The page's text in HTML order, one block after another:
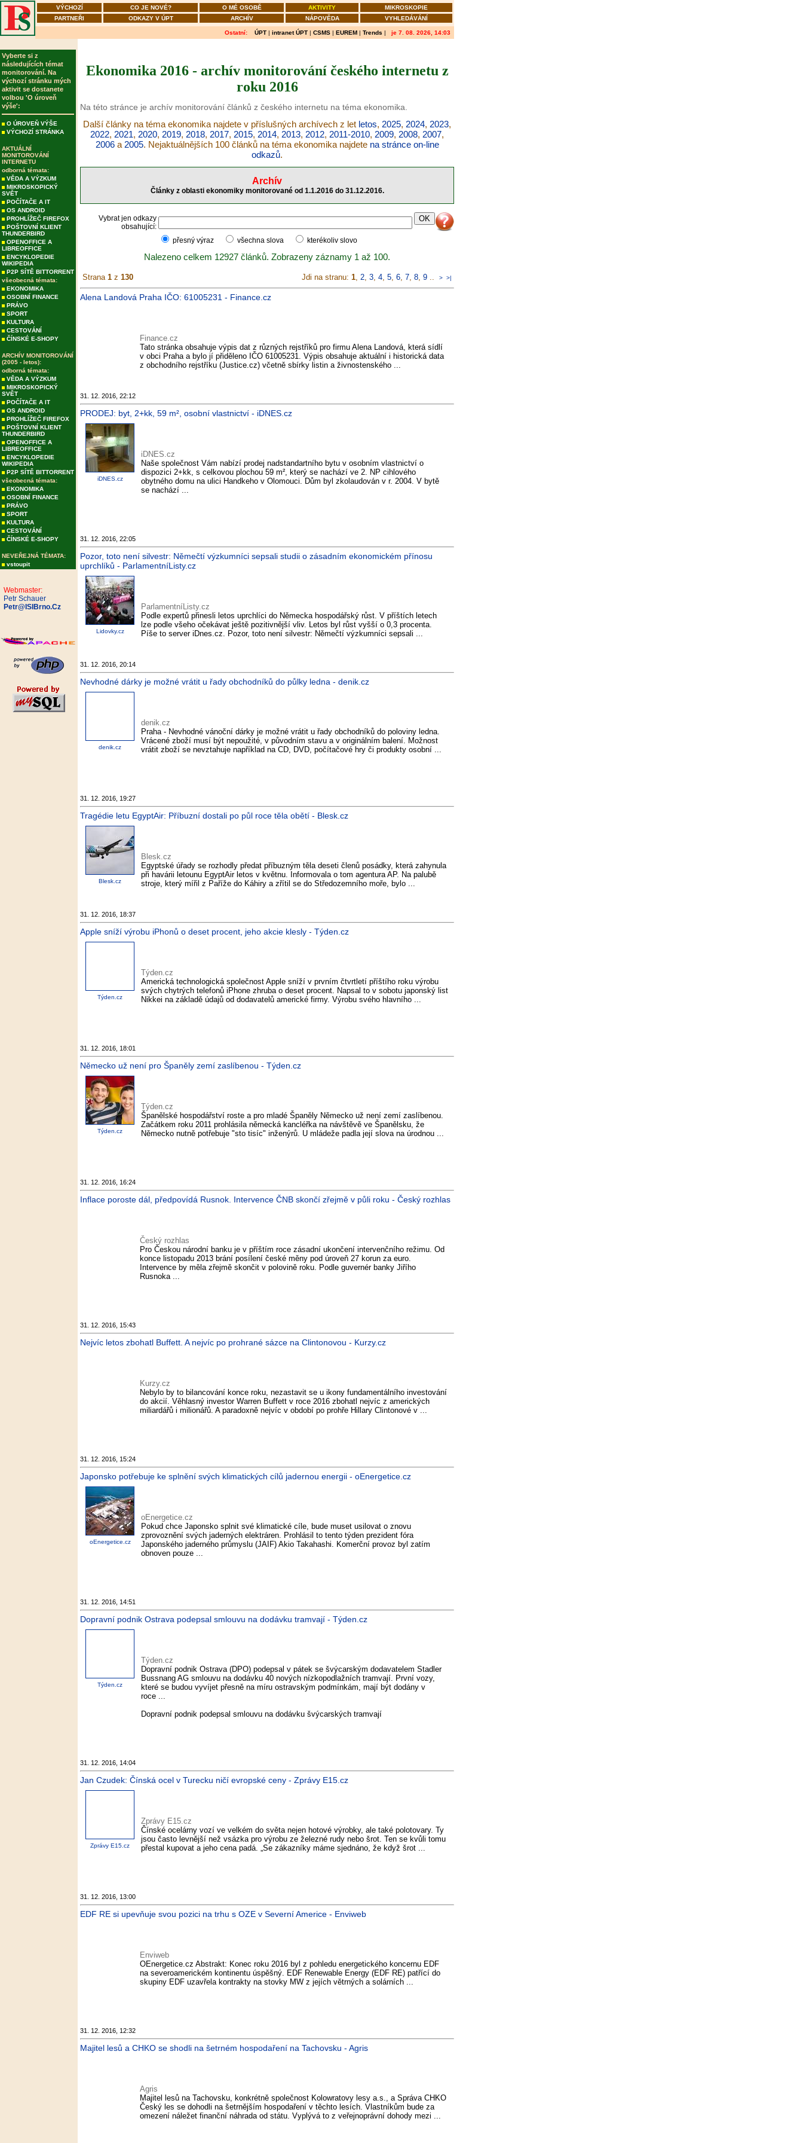
VÝCHOZÍ CO JE NOVÉ? O MÉ OSOBĚ AKTIVITY
MIKROSKOPIE
PARTNEŘI
ODKAZY V ÚPT ARCHÍV NÁPOVĚDA VYHLEDÁVÁNÍ
Ostatní: ÚPT | intranet ÚPT | CSMS | EUREM | Trends | je 7. 08. 2026, 14:03
Vyberte si z
následujících témat
monitorování. Na
výchozí stránku mých
aktivit se dostanete
volbou 'O úroveň
výše':
O ÚROVEŇ VÝŠE
VÝCHOZÍ STRÁNKA
AKTUÁLNÍ
MONITOROVÁNÍ
INTERNETU
odborná témata:
VĚDA A VÝZKUM
MIKROSKOPICKÝ
SVĚT
POČÍTAČE A IT
OS ANDROID
PROHLÍŽEČ FIREFOX
POŠTOVNÍ KLIENT
THUNDERBIRD
OPENOFFICE A
LIBREOFFICE
ENCYKLOPEDIE
WIKIPEDIA
P2P SÍTĚ BITTORRENT
všeobecná témata:
EKONOMIKA
OSOBNÍ FINANCE
PRÁVO
SPORT
KULTURA
CESTOVÁNÍ
ČÍNSKÉ E-SHOPY
ARCHÍV MONITOROVÁNÍ
(2005 - letos):
odborná témata:
VĚDA A VÝZKUM
MIKROSKOPICKÝ
SVĚT
POČÍTAČE A IT
OS ANDROID
PROHLÍŽEČ FIREFOX
POŠTOVNÍ KLIENT
THUNDERBIRD
OPENOFFICE A
LIBREOFFICE
ENCYKLOPEDIE
WIKIPEDIA
P2P SÍTĚ BITTORRENT
všeobecná témata:
EKONOMIKA
OSOBNÍ FINANCE
PRÁVO
SPORT
KULTURA
CESTOVÁNÍ
ČÍNSKÉ E-SHOPY
NEVEŘEJNÁ TÉMATA:
vstoupit
Webmaster:
Petr Schauer
Petr@ISIBrno.Cz
Ekonomika 2016 - archív monitorování českého internetu z
roku 2016
Na této stránce je archív monitorování článků z českého internetu na téma ekonomika.
Další články na téma ekonomika najdete v příslušných archívech z let letos, 2025, 2024, 2023,
2022, 2021, 2020, 2019, 2018, 2017, 2015, 2014, 2013, 2012, 2011-2010, 2009, 2008, 2007,
2006a 2005. Nejaktuálnějších 100 článků na téma ekonomika najdete na stránce on-line
odkazů.
Archív
Články z oblasti ekonomiky monitorované od 1.1.2016 do 31.12.2016.
Vybrat jen odkazy
obsahující:
přesný výraz
všechna slova kterékoliv slovo
Nalezeno celkem 12927 článků. Zobrazeny záznamy 1 až 100.
Strana 1 z 130 Jdi na stranu: 1, 2, 3, 4, 5, 6, 7, 8, 9 .. > >|
Alena Landová Praha IČO: 61005231 - Finance.cz
Finance.cz
Tato stránka obsahuje výpis dat z různých rejstříků pro firmu Alena Landová, která sídlí
v obci Praha a bylo jí přiděleno IČO 61005231. Výpis obsahuje aktuální i historická data
z obchodního rejstříku (Justice.cz) včetně sbírky listin a živnostenského ...
31. 12. 2016, 22:12
PRODEJ: byt, 2+kk, 59 m², osobní vlastnictví - iDNES.cz
iDNES.cz
iDNES.cz
Naše společnost Vám nabízí prodej nadstandartního bytu v osobním vlastnictví o
dispozici 2+kk, s celkovou plochou 59 m², který se nachází ve 2. NP cihlového
obytného domu na ulici Handkeho v Olomouci. Dům byl zkolaudován v r. 2004. V bytě
se nachází ...
31. 12. 2016, 22:05
Pozor, toto není silvestr: Němečtí výzkumníci sepsali studii o zásadním ekonomickém přínosu
uprchlíků - ParlamentníListy.cz
Lidovky.cz
ParlamentníListy.cz
Podle expertů přinesli letos uprchlíci do Německa hospodářský růst. V příštích letech
lze podle všeho očekávat ještě pozitivnější vliv. Letos byl růst vyšší o 0,3 procenta.
Píše to server iDnes.cz. Pozor, toto není silvestr: Němečtí výzkumníci sepsali ...
31. 12. 2016, 20:14
Nevhodné dárky je možné vrátit u řady obchodníků do půlky ledna - denik.cz
denik.cz
denik.cz
Praha - Nevhodné vánoční dárky je možné vrátit u řady obchodníků do poloviny ledna.
Vrácené zboží musí být nepoužité, v původním stavu a v originálním balení. Možnost
vrátit zboží se nevztahuje například na CD, DVD, počítačové hry či produkty osobní ...
31. 12. 2016, 19:27
Tragédie letu EgyptAir: Příbuzní dostali po půl roce těla obětí - Blesk.cz
Blesk.cz
Blesk.cz
Egyptské úřady se rozhodly předat příbuzným těla deseti členů posádky, která zahynula
při havárii letounu EgyptAir letos v květnu. Informovala o tom agentura AP. Na palubě
stroje, který mířil z Paříže do Káhiry a zřítil se do Středozemního moře, bylo ...
31. 12. 2016, 18:37
Apple sníží výrobu iPhonů o deset procent, jeho akcie klesly - Týden.cz
Týden.cz
Týden.cz
Americká technologická společnost Apple sníží v prvním čtvrtletí příštího roku výrobu
svých chytrých telefonů iPhone zhruba o deset procent. Napsal to v sobotu japonský list
Nikkei na základě údajů od dodavatelů americké firmy. Výrobu svého hlavního ...
31. 12. 2016, 18:01
Německo už není pro Španěly zemí zaslíbenou - Týden.cz
Týden.cz
Týden.cz
Španělské hospodářství roste a pro mladé Španěly Německo už není zemí zaslíbenou.
Začátkem roku 2011 prohlásila německá kancléřka na návštěvě ve Španělsku, že
Německo nutně potřebuje "sto tisíc" inženýrů. U mládeže padla její slova na úrodnou ...
31. 12. 2016, 16:24
Inflace poroste dál, předpovídá Rusnok. Intervence ČNB skončí zřejmě v půli roku - Český rozhlas
Český rozhlas
Pro Českou národní banku je v příštím roce zásadní ukončení intervenčního režimu. Od
konce listopadu 2013 brání posílení české měny pod úroveň 27 korun za euro.
Intervence by měla zřejmě skončit v polovině roku. Podle guvernér banky Jiřího
Rusnoka ...
31. 12. 2016, 15:43
Nejvíc letos zbohatl Buffett. A nejvíc po prohrané sázce na Clintonovou - Kurzy.cz
Kurzy.cz
Nebylo by to bilancování konce roku, nezastavit se u ikony fundamentálního investování
do akcií. Věhlasný investor Warren Buffett v roce 2016 zbohatl nejvíc z amerických
miliardářů i milionářů. A paradoxně nejvíc v období po prohře Hillary Clintonové v ...
31. 12. 2016, 15:24
Japonsko potřebuje ke splnění svých klimatických cílů jadernou energii - oEnergetice.cz
oEnergetice.cz
oEnergetice.cz
Pokud chce Japonsko splnit své klimatické cíle, bude muset usilovat o znovu
zprovoznění svých jaderných elektráren. Prohlásil to tento týden prezident fóra
Japonského jaderného průmyslu (JAIF) Akio Takahashi. Komerční provoz byl zatím
obnoven pouze ...
31. 12. 2016, 14:51
Dopravní podnik Ostrava podepsal smlouvu na dodávku tramvají - Týden.cz
Týden.cz
Týden.cz
Dopravní podnik Ostrava (DPO) podepsal v pátek se švýcarským dodavatelem Stadler
Bussnang AG smlouvu na dodávku 40 nových nízkopodlažních tramvají. První vozy,
které se budou vyvíjet přesně na míru ostravským podmínkám, mají být dodány v
roce ...
Dopravní podnik podepsal smlouvu na dodávku švýcarských tramvají
31. 12. 2016, 14:04
Jan Czudek: Čínská ocel v Turecku ničí evropské ceny - Zprávy E15.cz
Zprávy E15.cz
Zprávy E15.cz
Čínské ocelárny vozí ve velkém do světa nejen hotové výrobky, ale také polotovary. Ty
jsou často levnější než vsázka pro výrobu ze železné rudy nebo šrot. Ten se kvůli tomu
přestal kupovat a jeho cena padá. „Se zákazníky máme sjednáno, že když šrot ...
31. 12. 2016, 13:00
EDF RE si upevňuje svou pozici na trhu s OZE v Severní Americe - Enviweb
Enviweb
OEnergetice.cz Abstrakt: Konec roku 2016 byl z pohledu energetického koncernu EDF
na severoamerickém kontinentu úspěšný. EDF Renewable Energy (EDF RE) patřící do
skupiny EDF uzavřela kontrakty na stovky MW z jejích větrných a solárních ...
31. 12. 2016, 12:32
Majitel lesů a CHKO se shodli na šetrném hospodaření na Tachovsku - Agris
Agris
Majitel lesů na Tachovsku, konkrétně společnost Kolowratovy lesy a.s., a Správa CHKO
Český les se dohodli na šetrnějším hospodaření v těchto lesích. Vlastníkům bude za
omezení náležet finanční náhrada od státu. Vyplývá to z veřejnoprávní dohody mezi ...